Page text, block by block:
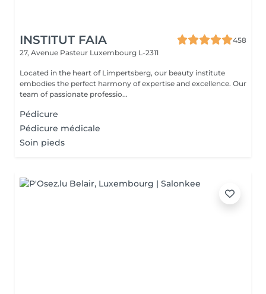
INSTITUT FAIA
458
27, Avenue Pasteur Luxembourg L-2311
Located in the heart of Limpertsberg, our beauty institute
embodies the perfect harmony of expertise and excellence. Our
team of passionate professio...
Pédicure
Pédicure médicale
Soin pieds